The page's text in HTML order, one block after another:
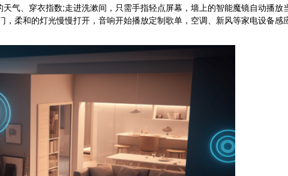
、穿衣指数;走进洗漱间，只需手指轻点屏幕，墙上的智能魔镜自动播放
柔和的灯光慢慢打开，音响开始播放定制歌单，空调、新风等家电设备感